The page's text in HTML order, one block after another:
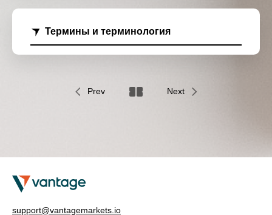
Термины и терминология
Prev Next
support@vantagemarkets.io